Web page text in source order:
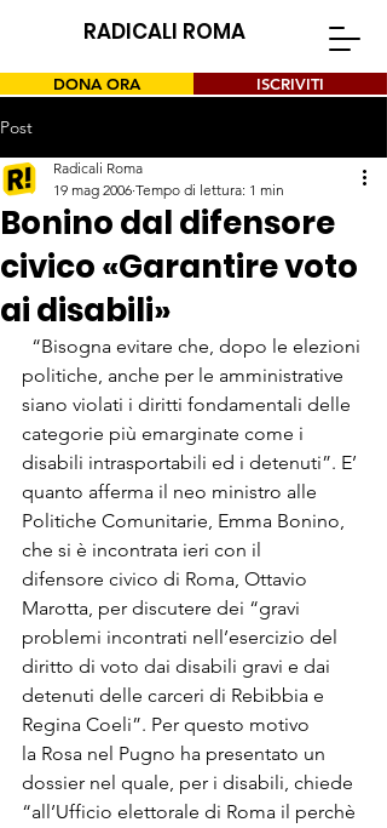
RADICALI ROMA
DONA ORA ISCRIVITI
Post
Bonino dal difensore
civico «Garantire voto
ai disabili»
Radicali Roma
19 mag 2006 Tempo di lettura: 1 min
“Bisogna evitare che, dopo le elezioni
politiche, anche per le amministrative
siano violati i diritti fondamentali delle
categorie più emarginate come i
disabili intrasportabili ed i detenuti”. E’
quanto afferma il neo ministro alle
Politiche Comunitarie, Emma Bonino,
che si è incontrata ieri con il
difensore civico di Roma, Ottavio
Marotta, per discutere dei “gravi
problemi incontrati nell’esercizio del
diritto di voto dai disabili gravi e dai
detenuti delle carceri di Rebibbia e
Regina Coeli”. Per questo motivo
la Rosa nel Pugno ha presentato un
dossier nel quale, per i disabili, chiede
“all’Ufficio elettorale di Roma il perchè